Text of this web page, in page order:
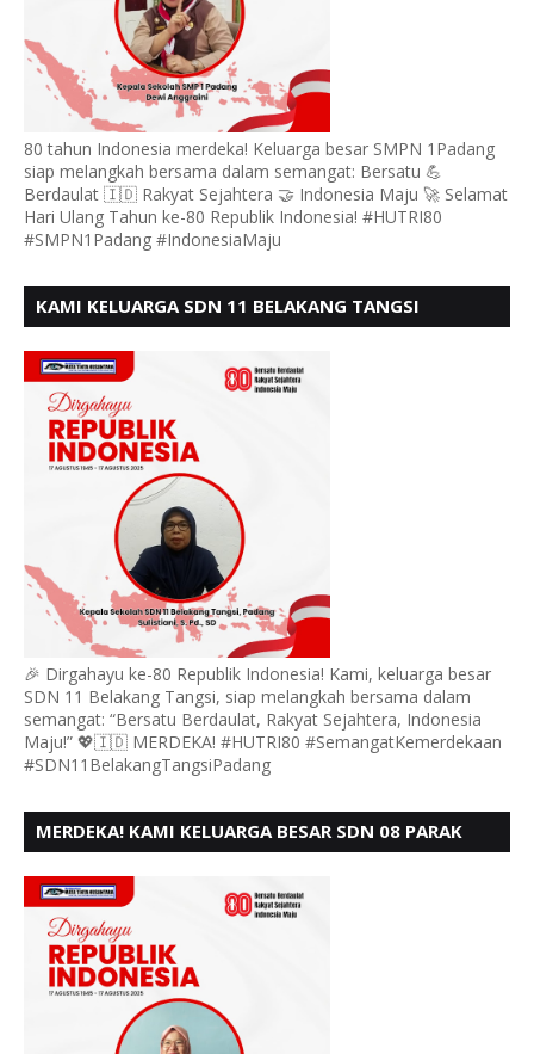
80 tahun Indonesia merdeka! Keluarga besar SMPN 1Padang
siap melangkah bersama dalam semangat: Bersatu 💪
Berdaulat 🇮🇩 Rakyat Sejahtera 🤝 Indonesia Maju 🚀 Selamat
Hari Ulang Tahun ke-80 Republik Indonesia! #HUTRI80
#SMPN1Padang #IndonesiaMaju
KAMI KELUARGA SDN 11 BELAKANG TANGSI
🎉 Dirgahayu ke-80 Republik Indonesia! Kami, keluarga besar
SDN 11 Belakang Tangsi, siap melangkah bersama dalam
semangat: “Bersatu Berdaulat, Rakyat Sejahtera, Indonesia
Maju!” 💖🇮🇩 MERDEKA! #HUTRI80 #SemangatKemerdekaan
#SDN11BelakangTangsiPadang
MERDEKA! KAMI KELUARGA BESAR SDN 08 PARAK
- 80,